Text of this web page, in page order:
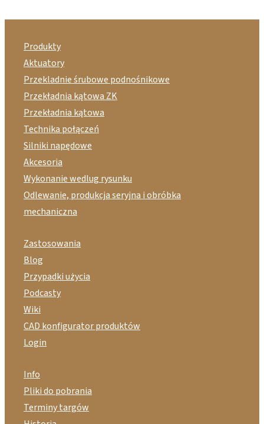
Produkty
Aktuatory
Przekladnie śrubowe podnośnikowe
Przekładnia kątowa ZK
Przekładnia kątowa
Technika połączeń
Silniki napędowe
Akcesoria
Wykonanie wedlug rysunku
Odlewanie, produkcja seryjna i obróbka
mechaniczna
Zastosowania
Blog
Przypadki użycia
Podcasty
Wiki
CAD konfigurator produktów
Login
Info
Pliki do pobrania
Terminy targów